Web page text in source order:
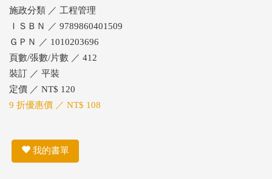
施政分類 ／ 工程管理
ＩＳＢＮ ／ 9789860401509
ＧＰＮ ／ 1010203696
頁數/張數/片數 ／ 412
裝訂 ／ 平裝
定價 ／ NT$ 120
9 折優惠價 ／ NT$ 108
我的書單